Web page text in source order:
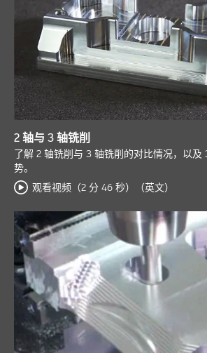
2 轴与 3 轴铣削
了解 2 轴铣削与 3 轴铣削的对比情况，以及
势。
观看视频（2 分 46 秒）（英文）